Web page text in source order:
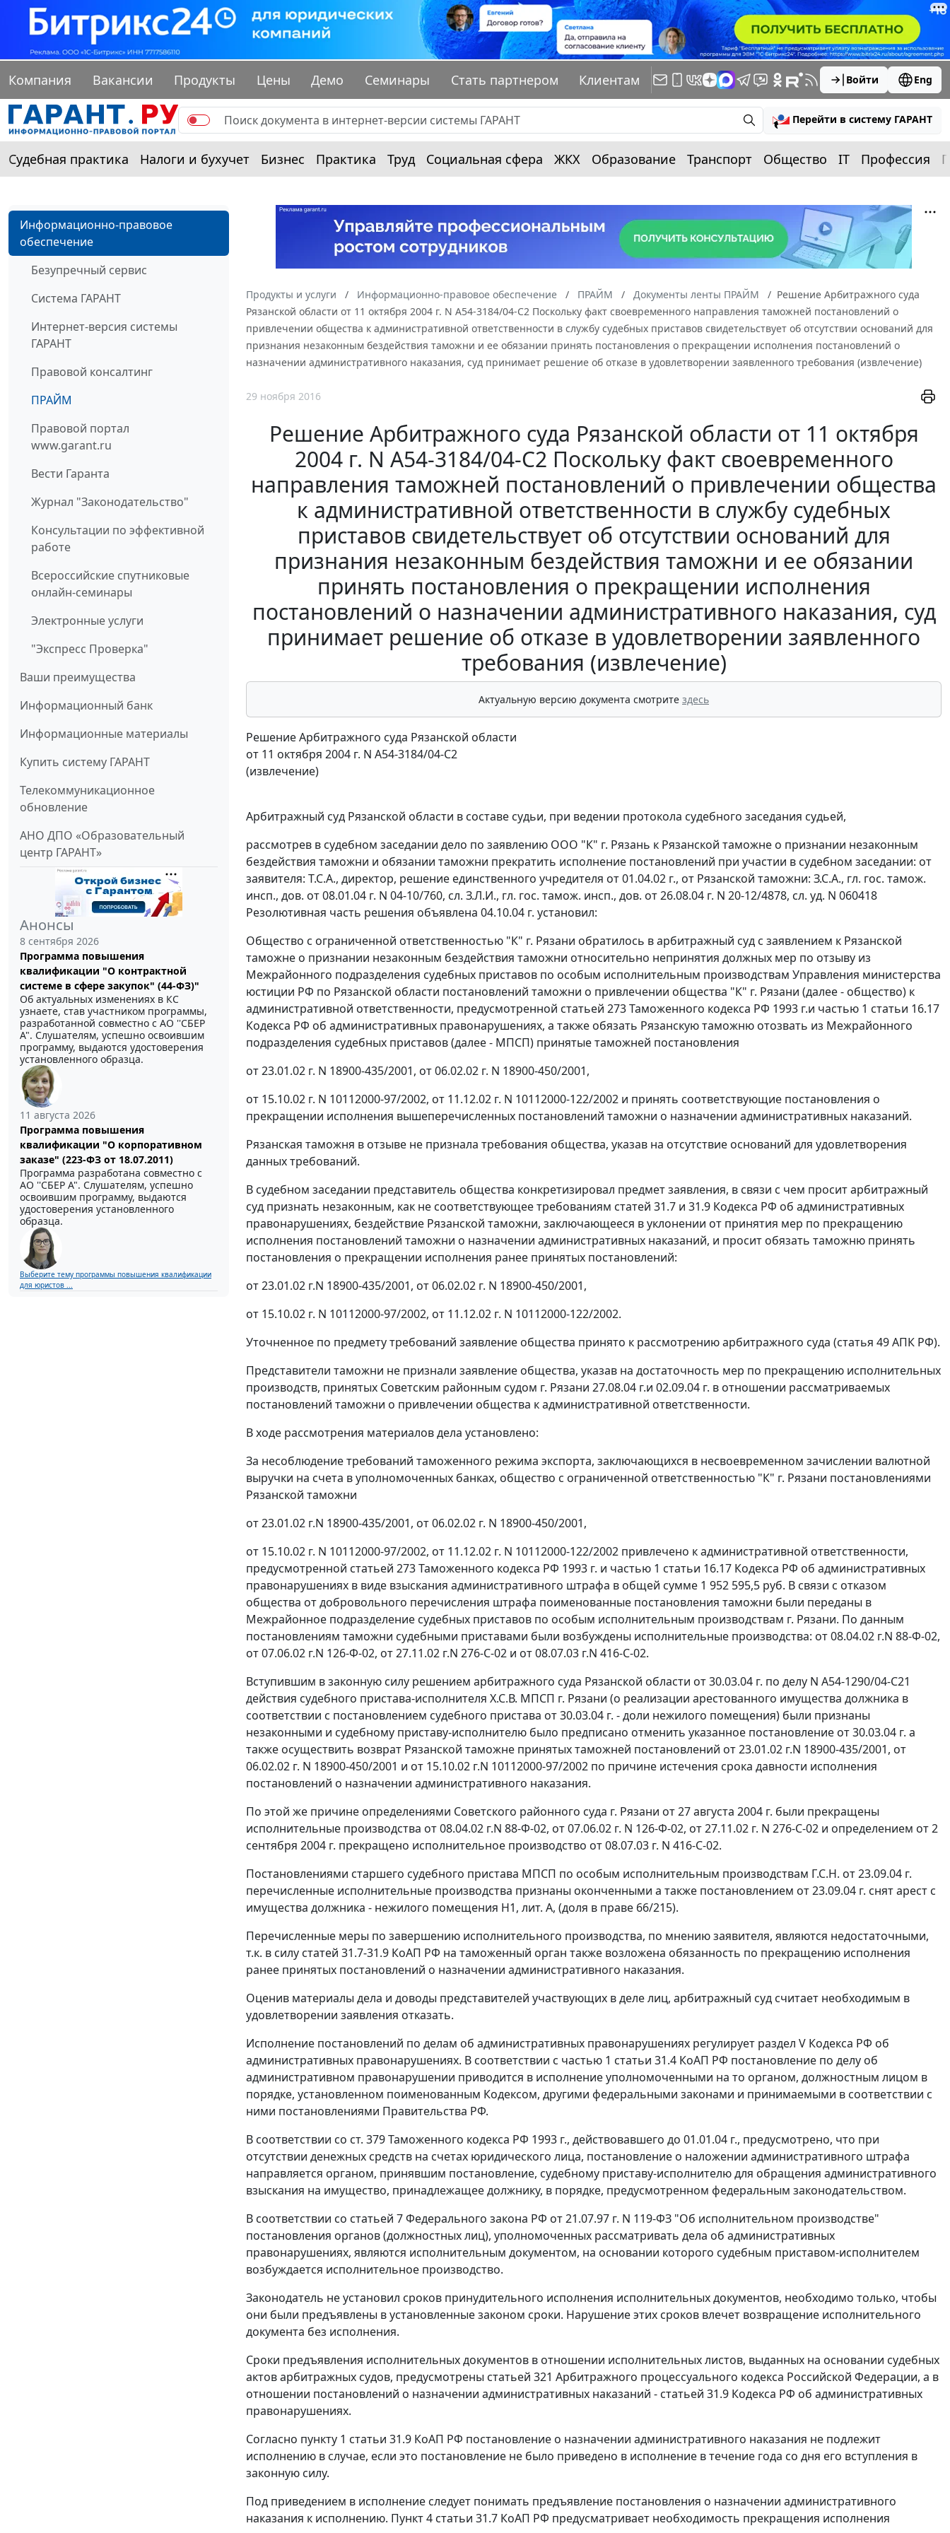
Компания Вакансии Продукты Цены Демо Семинары Стать партнером Клиентам Войти Eng
Перейти в систему ГАРАНТ
Судебная практика Налоги и бухучет Бизнес Практика Труд Социальная сфера ЖКХ Образование Транспорт Общество IT Профессия
Информационно-правовое
обеспечение
Безупречный сервис
Система ГАРАНТ
Интернет-версия системы
ГАРАНТ
Правовой консалтинг
ПРАЙМ
Правовой портал
www.garant.ru
Вести Гаранта
Журнал "Законодательство"
Консультации по эффективной
работе
Всероссийские спутниковые
онлайн-семинары
Электронные услуги
"Экспресс Проверка"
Ваши преимущества
Информационный банк
Информационные материалы
Купить систему ГАРАНТ
Телекоммуникационное
обновление
АНО ДПО «Образовательный
центр ГАРАНТ»
Анонсы
8 сентября 2026
Программа повышения
квалификации "О контрактной
системе в сфере закупок" (44-ФЗ)"
Об актуальных изменениях в КС
узнаете, став участником программы,
разработанной совместно с АО ''СБЕР
А". Слушателям, успешно освоившим
программу, выдаются удостоверения
установленного образца.
11 августа 2026
Программа повышения
квалификации "О корпоративном
заказе" (223-ФЗ от 18.07.2011)
Программа разработана совместно с
АО ''СБЕР А". Слушателям, успешно
освоившим программу, выдаются
удостоверения установленного
образца.
Выберите тему программы повышения квалификации
для юристов ...
Продукты и услуги Информационно-правовое обеспечение ПРАЙМ Документы ленты ПРАЙМ
Решение Арбитражного суда
Рязанской области от 11 октября 2004 г. N А54-3184/04-С2 Поскольку факт своевременного направления таможней постановлений о
привлечении общества к административной ответственности в службу судебных приставов свидетельствует об отсутствии оснований для
признания незаконным бездействия таможни и ее обязании принять постановления о прекращении исполнения постановлений о
назначении административного наказания, суд принимает решение об отказе в удовлетворении заявленного требования (извлечение)
29 ноября 2016
Решение Арбитражного суда Рязанской области от 11 октября
2004 г. N А54-3184/04-С2 Поскольку факт своевременного
направления таможней постановлений о привлечении общества
к административной ответственности в службу судебных
приставов свидетельствует об отсутствии оснований для
признания незаконным бездействия таможни и ее обязании
принять постановления о прекращении исполнения
постановлений о назначении административного наказания, суд
принимает решение об отказе в удовлетворении заявленного
требования (извлечение)
Актуальную версию документа смотрите здесь
Решение Арбитражного суда Рязанской области
от 11 октября 2004 г. N А54-3184/04-С2
(извлечение)
Арбитражный суд Рязанской области в составе судьи, при ведении протокола судебного заседания судьей,
рассмотрев в судебном заседании дело по заявлению ООО "К" г. Рязань к Рязанской таможне о признании незаконным
бездействия таможни и обязании таможни прекратить исполнение постановлений при участии в судебном заседании: от
заявителя: Т.С.А., директор, решение единственного учредителя от 01.04.02 г., от Рязанской таможни: З.С.А., гл. гос. тамож.
инсп., дов. от 08.01.04 г. N 04-10/760, сл. З.Л.И., гл. гос. тамож. инсп., дов. от 26.08.04 г. N 20-12/4878, сл. уд. N 060418
Резолютивная часть решения объявлена 04.10.04 г. установил:
Общество с ограниченной ответственностью "К" г. Рязани обратилось в арбитражный суд с заявлением к Рязанской
таможне о признании незаконным бездействия таможни относительно непринятия должных мер по отзыву из
Межрайонного подразделения судебных приставов по особым исполнительным производствам Управления министерства
юстиции РФ по Рязанской области постановлений таможни о привлечении общества "К" г. Рязани (далее - общество) к
административной ответственности, предусмотренной статьей 273Таможенного кодекса РФ 1993 г.и частью 1 статьи 16.17
Кодекса РФ об административных правонарушениях, а также обязать Рязанскую таможню отозвать из Межрайонного
подразделения судебных приставов (далее - МПСП) принятые таможней постановления
от 23.01.02 г. N 18900-435/2001, от 06.02.02 г. N 18900-450/2001,
от 15.10.02 г. N 10112000-97/2002, от 11.12.02 г. N 10112000-122/2002 и принять соответствующие постановления о
прекращении исполнения вышеперечисленных постановлений таможни о назначении административных наказаний.
Рязанская таможня в отзыве не признала требования общества, указав на отсутствие оснований для удовлетворения
данных требований.
В судебном заседании представитель общества конкретизировал предмет заявления, в связи с чем просит арбитражный
суд признать незаконным, как не соответствующее требованиям статей 31.7 и 31.9 Кодекса РФ об административных
правонарушениях, бездействие Рязанской таможни, заключающееся в уклонении от принятия мер по прекращению
исполнения постановлений таможни о назначении административных наказаний, и просит обязать таможню принять
постановления о прекращении исполнения ранее принятых постановлений:
от 23.01.02 г.N 18900-435/2001, от 06.02.02 г. N 18900-450/2001,
от 15.10.02 г. N 10112000-97/2002, от 11.12.02 г. N 10112000-122/2002.
Уточненное по предмету требований заявление общества принято к рассмотрению арбитражного суда (статья 49АПК РФ).
Представители таможни не признали заявление общества, указав на достаточность мер по прекращению исполнительных
производств, принятых Советским районным судом г. Рязани 27.08.04 г.и 02.09.04 г. в отношении рассматриваемых
постановлений таможни о привлечении общества к административной ответственности.
В ходе рассмотрения материалов дела установлено:
За несоблюдение требований таможенного режима экспорта, заключающихся в несвоевременном зачислении валютной
выручки на счета в уполномоченных банках, общество с ограниченной ответственностью "К" г. Рязани постановлениями
Рязанской таможни
от 23.01.02 г.N 18900-435/2001, от 06.02.02 г. N 18900-450/2001,
от 15.10.02 г. N 10112000-97/2002, от 11.12.02 г. N 10112000-122/2002 привлечено к административной ответственности,
предусмотренной статьей 273Таможенного кодекса РФ 1993 г. и частью 1 статьи 16.17 Кодекса РФ об административных
правонарушениях в виде взыскания административного штрафа в общей сумме 1 952 595,5 руб. В связи с отказом
общества от добровольного перечисления штрафа поименованные постановления таможни были переданы в
Межрайонное подразделение судебных приставов по особым исполнительным производствам г. Рязани. По данным
постановлениям таможни судебными приставами были возбуждены исполнительные производства: от 08.04.02 г.N 88-Ф-02,
от 07.06.02 г.N 126-Ф-02, от 27.11.02 г.N 276-С-02 и от 08.07.03 г.N 416-С-02.
Вступившим в законную силу решением арбитражного суда Рязанской области от 30.03.04 г. по делу N А54-1290/04-С21
действия судебного пристава-исполнителя Х.С.В. МПСП г. Рязани (о реализации арестованного имущества должника в
соответствии с постановлением судебного пристава от 30.03.04 г. - доли нежилого помещения) были признаны
незаконными и судебному приставу-исполнителю было предписано отменить указанное постановление от 30.03.04 г. а
также осуществить возврат Рязанской таможне принятых таможней постановлений от 23.01.02 г.N 18900-435/2001, от
06.02.02 г. N 18900-450/2001 и от 15.10.02 г.N 10112000-97/2002 по причине истечения срока давности исполнения
постановлений о назначении административного наказания.
По этой же причине определениями Советского районного суда г. Рязани от 27 августа 2004 г. были прекращены
исполнительные производства от 08.04.02 г.N 88-Ф-02, от 07.06.02 г. N 126-Ф-02, от 27.11.02 г. N 276-С-02 и определением от 2
сентября 2004 г. прекращено исполнительное производство от 08.07.03 г. N 416-С-02.
Постановлениями старшего судебного пристава МПСП по особым исполнительным производствам Г.С.Н. от 23.09.04 г.
перечисленные исполнительные производства признаны оконченными а также постановлением от 23.09.04 г. снят арест с
имущества должника - нежилого помещения Н1, лит. А, (доля в праве 66/215).
Перечисленные меры по завершению исполнительного производства, по мнению заявителя, являются недостаточными,
т.к. в силу статей 31.7-31.9 КоАП РФ на таможенный орган также возложена обязанность по прекращению исполнения
ранее принятых постановлений о назначении административного наказания.
Оценив материалы дела и доводы представителей участвующих в деле лиц, арбитражный суд считает необходимым в
удовлетворении заявления отказать.
Исполнение постановлений по делам об административных правонарушениях регулирует раздел V Кодекса РФ об
административных правонарушениях. В соответствии с частью 1 статьи 31.4 КоАП РФ постановление по делу об
административном правонарушении приводится в исполнение уполномоченными на то органом, должностным лицом в
порядке, установленном поименованным Кодексом, другими федеральными законами и принимаемыми в соответствии с
ними постановлениями Правительства РФ.
В соответствии со ст. 379Таможенного кодекса РФ 1993 г., действовавшего до 01.01.04 г., предусмотрено, что при
отсутствии денежных средств на счетах юридического лица, постановление о наложении административного штрафа
направляется органом, принявшим постановление, судебному приставу-исполнителю для обращения административного
взыскания на имущество, принадлежащее должнику, в порядке, предусмотренном федеральным законодательством.
В соответствии со статьей 7Федерального закона РФ от 21.07.97 г. N 119-ФЗ "Об исполнительном производстве"
постановления органов (должностных лиц), уполномоченных рассматривать дела об административных
правонарушениях, являются исполнительным документом, на основании которого судебным приставом-исполнителем
возбуждается исполнительное производство.
Законодатель не установил сроков принудительного исполнения исполнительных документов, необходимо только, чтобы
они были предъявлены в установленные законом сроки. Нарушение этих сроков влечет возвращение исполнительного
документа без исполнения.
Сроки предъявления исполнительных документов в отношении исполнительных листов, выданных на основании судебных
актов арбитражных судов, предусмотрены статьей 321 Арбитражного процессуального кодекса Российской Федерации, а в
отношении постановлений о назначении административных наказаний - статьей 31.9 Кодекса РФ об административных
правонарушениях.
Согласно пункту 1 статьи 31.9 КоАП РФ постановление о назначении административного наказания не подлежит
исполнению в случае, если это постановление не было приведено в исполнение в течение года со дня его вступления в
законную силу.
Под приведением в исполнение следует понимать предъявление постановления о назначении административного
наказания к исполнению. Пункт 4 статьи 31.7 КоАП РФ предусматривает необходимость прекращения исполнения